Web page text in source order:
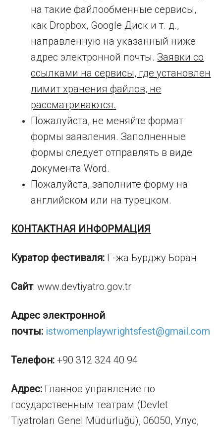
на такие файлообменные сервисы,
как Dropbox, Google Диск и т. д.,
направленную на указанный ниже
адрес электронной почты.Заявки со
ссылками на сервисы, где установлен
лимит хранения файлов, не
рассматриваются.
Пожалуйста, не меняйте формат
формы заявления. Заполненные
формы следует отправлять в виде
документа Word.
Пожалуйста, заполните форму на
английском или на турецком.
КОНТАКТНАЯ ИНФОРМАЦИЯ
Куратор фестиваля: Г-жа Бурджу Боран
Сайт: www.devtiyatro.gov.tr
Адрес электронной
почты: istwomenplaywrightsfest@gmail.com
Телефон:+90 312 324 40 94
Адрес: Главное управление по
государственным театрам (Devlet
Tiyatroları Genel Müdürlüğü), 06050, Улус,